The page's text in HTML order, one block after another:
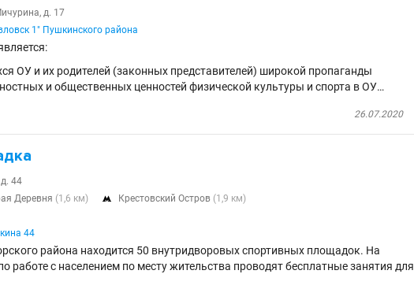
д. 17
1" Пушкинского района
ОУ и их родителей (законных представителей) широкой пропаганды
и общественных ценностей физической культуры и спорта в ОУ…
26.07.2020
44
Деревня (1,6 км)  Крестовский Остров (1,9 км)
44
района находится 50 внутридворовых спортивных площадок. На
работе с населением по месту жительства проводят бесплатные занятия для